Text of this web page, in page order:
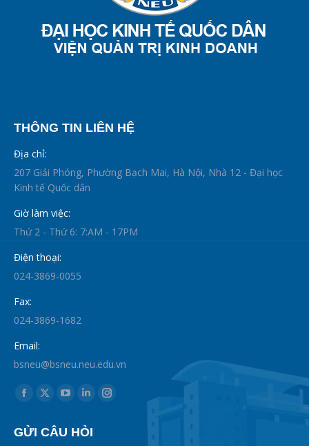
THÔNG TIN LIÊN HỆ
Địa chỉ:
207 Giải Phóng, Phường Bạch Mai, Hà Nội, Nhà 12 - Đại học
Kinh tế Quốc dân
Giờ làm việc:
Thứ 2 - Thứ 6: 7:AM - 17PM
Điện thoại:
024-3869-0055
Fax:
024-3869-1682
Email:
bsneu@bsneu.neu.edu.vn
Find us on:
Facebook
opens
X
opens
YouTube
opens
Linkedin
opens
Instagram
GỬI CÂU HỎI